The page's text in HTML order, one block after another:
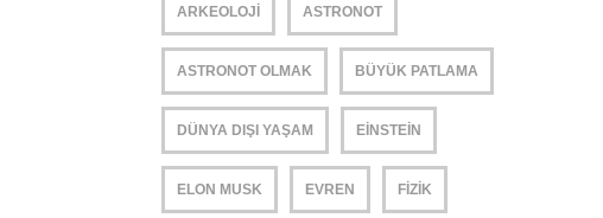
ARKEOLOJI ASTRONOT
ASTRONOT OLMAK BÜYÜK PATLAMA
DÜNYA DIŞI YAŞAM EINSTEIN
ELON MUSK EVREN FIZIK